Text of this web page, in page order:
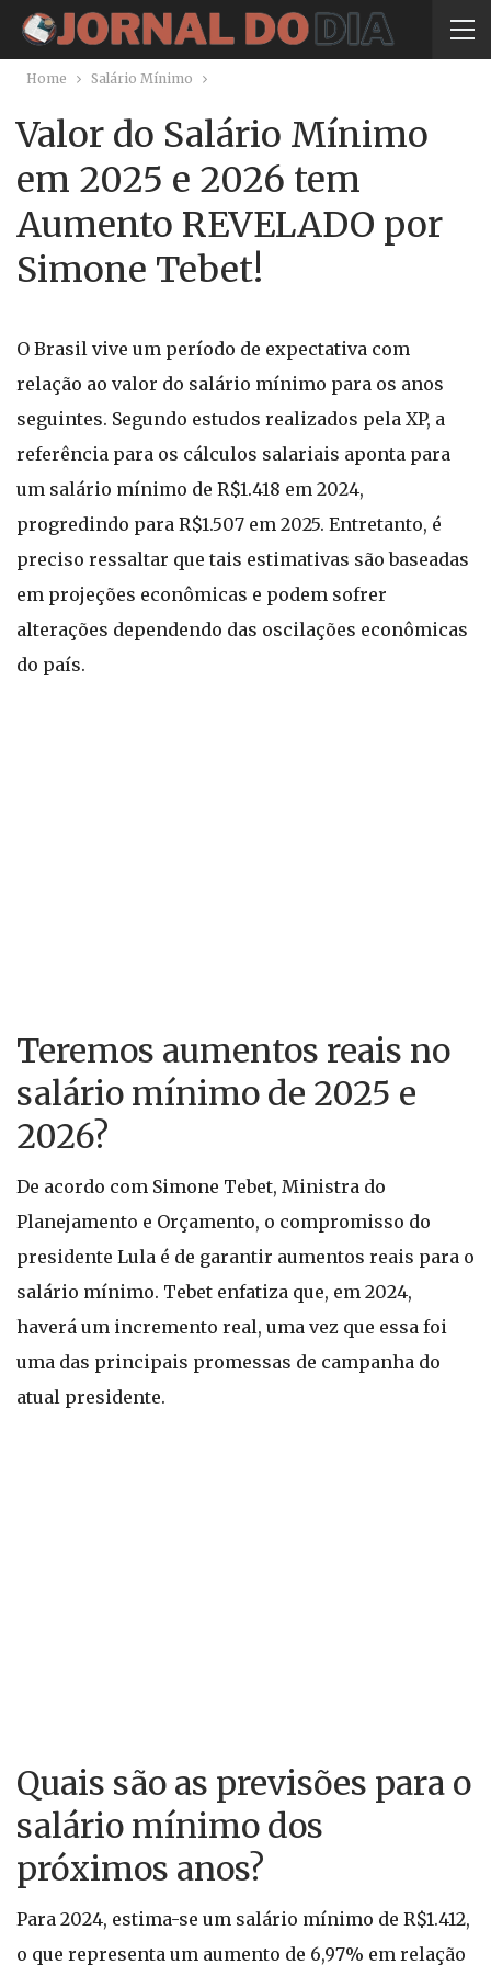
Home Salário Mínimo
Valor do Salário Mínimo
em 2025 e 2026 tem
Aumento REVELADO por
Simone Tebet!
O Brasil vive um período de expectativa com
relação ao valor do salário mínimo para os anos
seguintes. Segundo estudos realizados pela XP, a
referência para os cálculos salariais aponta para
um salário mínimo de R$1.418 em 2024,
progredindo para R$1.507 em 2025. Entretanto, é
preciso ressaltar que tais estimativas são baseadas
em projeções econômicas e podem sofrer
alterações dependendo das oscilações econômicas
do país.
Teremos aumentos reais no
salário mínimo de 2025 e
2026?
De acordo com Simone Tebet, Ministra do
Planejamento e Orçamento, o compromisso do
presidente Lula é de garantir aumentos reais para o
salário mínimo. Tebet enfatiza que, em 2024,
haverá um incremento real, uma vez que essa foi
uma das principais promessas de campanha do
atual presidente.
Quais são as previsões para o
salário mínimo dos
próximos anos?
Para 2024, estima-se um salário mínimo de R$1.412,
o que representa um aumento de 6,97% em relação